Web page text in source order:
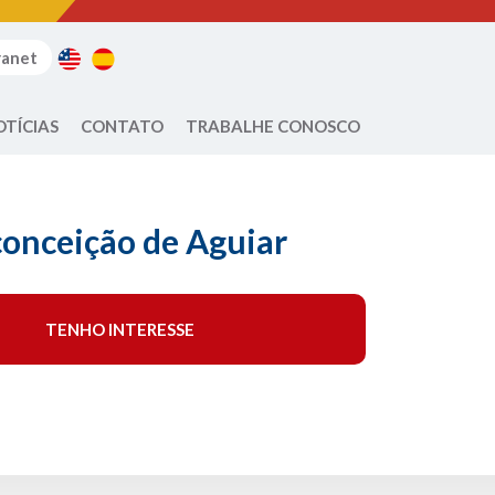
CONTATO TRABALHE CONOSCO
de Aguiar
TENHO INTERESSE